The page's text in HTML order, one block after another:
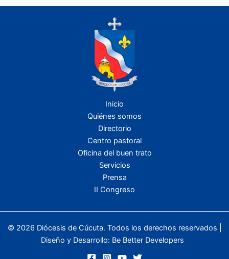
Inicio
Quiénes somos
Directorio
Centro pastoral
Oficina del buen trato
Servicios
Prensa
II Congreso
© 2026 Diócesis de Cúcuta. Todos los derechos reservados |
Diseño y Desarrollo: Be Better Developers